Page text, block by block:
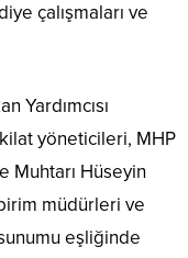
çalışmaları ve
Yardımcısı
yöneticileri, MHP
Muhtarı Hüseyin
müdürleri ve
eşliğinde